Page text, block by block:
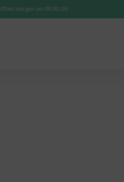
öffnet morgen um 08:00 Uhr